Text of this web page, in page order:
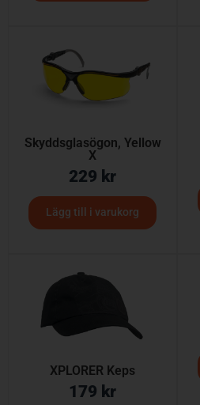
Skyddsglasögon, Yellow
X
229 kr
Lägg till i varukorg
XPLORER Keps
179 kr